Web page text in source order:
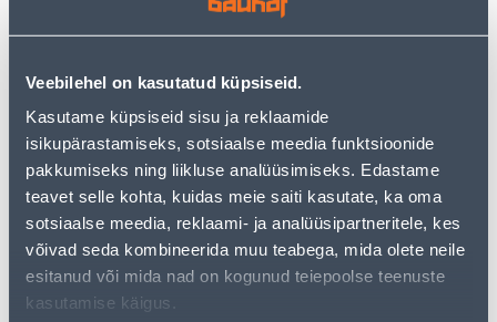
Veebilehel on kasutatud küpsiseid.
Kasutame küpsiseid sisu ja reklaamide
isikupärastamiseks, sotsiaalse meedia funktsioonide
pakkumiseks ning liikluse analüüsimiseks. Edastame
teavet selle kohta, kuidas meie saiti kasutate, ka oma
sotsiaalse meedia, reklaami- ja analüüsipartneritele, kes
võivad seda kombineerida muu teabega, mida olete neile
esitanud või mida nad on kogunud teiepoolse teenuste
kasutamise käigus.
MARJAKORJAJA
PLASTIKORAD
9.25 €
6.01 €
sisselogitud
LABIDAS FISKARS SOLID
KUMERA OTSAGA
21.99 €